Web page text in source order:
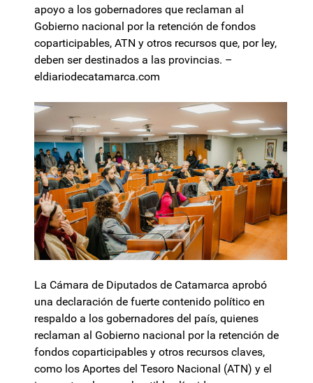
apoyo a los gobernadores que reclaman al
Gobierno nacional por la retención de fondos
coparticipables, ATN y otros recursos que, por ley,
deben ser destinados a las provincias. –
eldiariodecatamarca.com
La Cámara de Diputados de Catamarca aprobó
una declaración de fuerte contenido político en
respaldo a los gobernadores del país, quienes
reclaman al Gobierno nacional por la retención de
fondos coparticipables y otros recursos claves,
como los Aportes del Tesoro Nacional (ATN) y el